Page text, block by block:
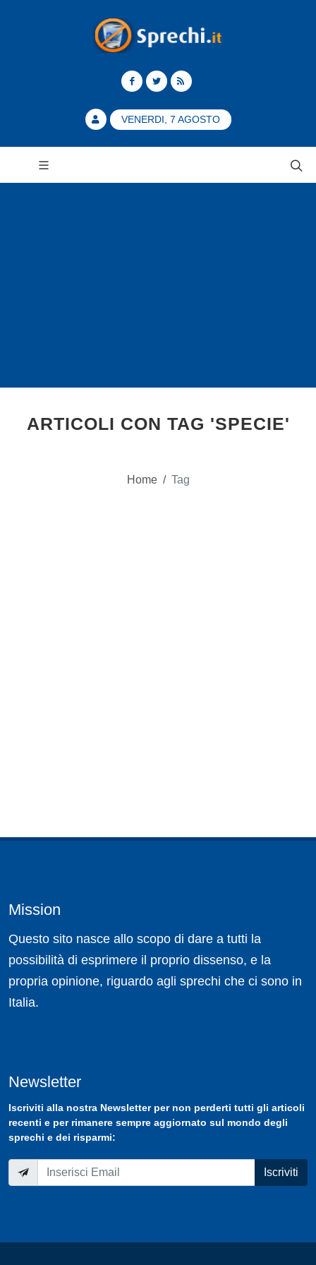
VENERDI, 7 AGOSTO
ARTICOLI CON TAG 'SPECIE'
Home / Tag
Mission
Questo sito nasce allo scopo di dare a tutti la
possibilità di esprimere il proprio dissenso, e la
propria opinione, riguardo agli sprechi che ci sono in
Italia.
Newsletter
Iscriviti alla nostra Newsletterper non perderti tutti gli articoli
recenti e per rimanere sempre aggiornato sul mondo degli
sprechi e dei risparmi:
Iscriviti